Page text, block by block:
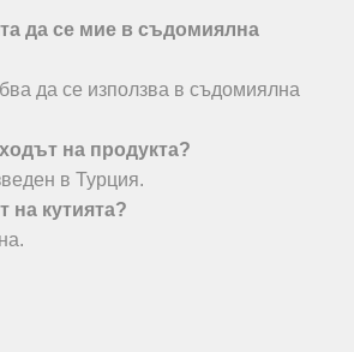
да се мие в съдомиялна
да се използва в съдомиялна
на продукта?
в Турция.
на кутията?